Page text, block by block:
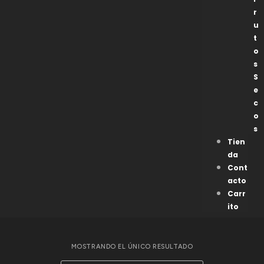
r
u
t
o
s
S
e
c
o
s
Tien
da
Cont
acto
Carr
ito
MOSTRANDO EL ÚNICO RESULTADO